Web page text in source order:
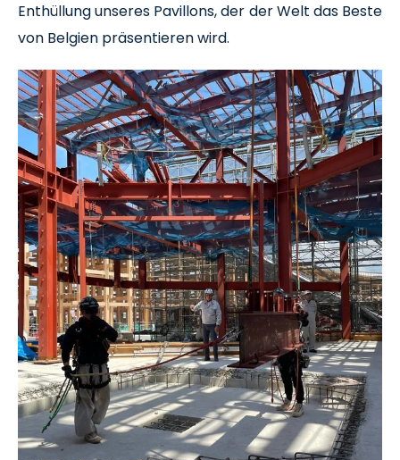
Enthüllung unseres Pavillons, der der Welt das Beste
von Belgien präsentieren wird.